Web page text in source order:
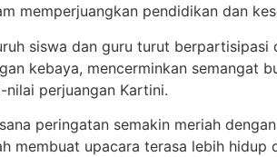
memperjuangkan pendidikan dan
siswa dan guru turut
kebaya, mencerminkan semangat
nilai perjuangan Kartini.
peringatan semakin meriah
membuat upacara terasa lebih hidup